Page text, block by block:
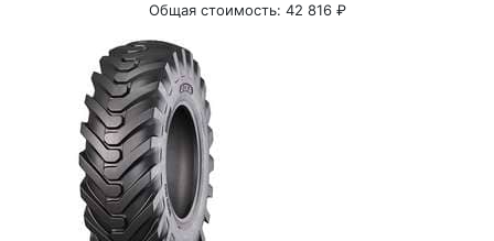
Общая стоимость: 42 816 ₽